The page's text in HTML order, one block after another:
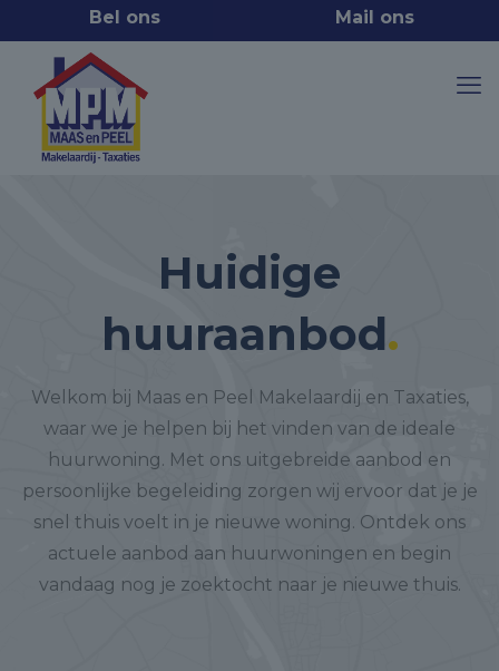
Huidige
huuraanbod.
Welkom bij Maas en Peel Makelaardij en Taxaties,
waar we je helpen bij het vinden van de ideale
huurwoning. Met ons uitgebreide aanbod en
persoonlijke begeleiding zorgen wij ervoor dat je je
snel thuis voelt in je nieuwe woning. Ontdek ons
actuele aanbod aan huurwoningen en begin
vandaag nog je zoektocht naar je nieuwe thuis.